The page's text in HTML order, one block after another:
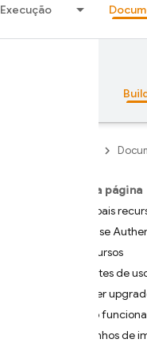
Execução
Nesta página
Principais
Firebase
Recursos
Limites de
Fazer
Como
Caminhos de